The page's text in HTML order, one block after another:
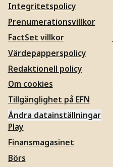
Integritetspolicy
Prenumerationsvillkor
FactSet villkor
Värdepapperspolicy
Redaktionell policy
Om cookies
Tillgänglighet på EFN
Ändra datainställningar
Play
Finansmagasinet
Börs